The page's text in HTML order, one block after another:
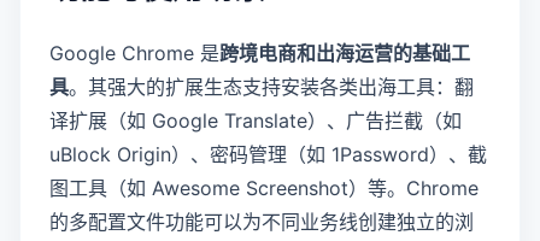
Google Chrome 是跨境电商和出海运营的基础工
具。其强大的扩展生态支持安装各类出海工具：翻
译扩展（如 Google Translate）、广告拦截（如
uBlock Origin）、密码管理（如 1Password）、截
图工具（如 Awesome Screenshot）等。Chrome
的多配置文件功能可以为不同业务线创建独立的浏